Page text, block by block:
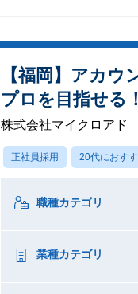
【福岡】アカ
プロを目指せる
株式会社マイクロアド
正社員採用 20代におす
職種カテゴリ
業種カテゴリ